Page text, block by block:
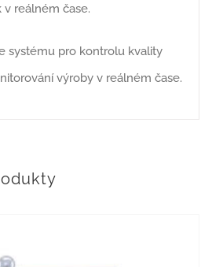
reálném čase.
systému pro kontrolu kvality
výroby v reálném čase.